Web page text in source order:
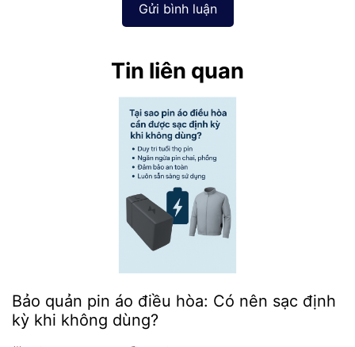
Gửi bình luận
Tin liên quan
Bảo quản pin áo điều hòa: Có nên sạc định
kỳ khi không dùng?